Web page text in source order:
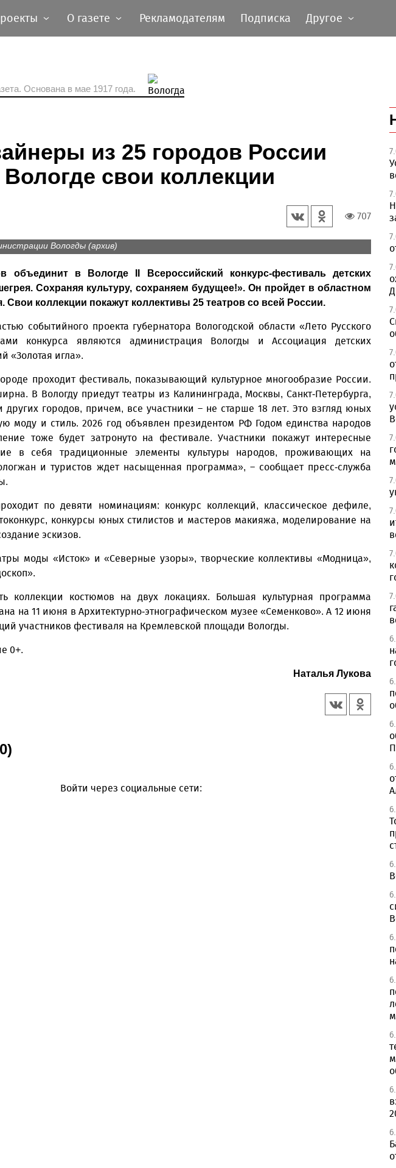
О газете Рекламодателям Подписка Другое
Основана в мае 1917 года.
из 25 городов России
свои коллекции
707
Вологды (архив)
объединит в Вологде II Всероссийский конкурс-фестиваль детских
Сохраняя культуру, сохраняем будущее!». Он пройдет в областном
Свои коллекции покажут коллективы 25 театров со всей России.
событийного проекта губернатора Вологодской области «Лето Русского
конкурса являются администрация Вологды и Ассоциация детских
«Золотая игла».
проходит фестиваль, показывающий культурное многообразие России.
В Вологду приедут театры из Калининграда, Москвы, Санкт-Петербурга,
других городов, причем, все участники – не старше 18 лет. Это взгляд юных
моду и стиль. 2026 год объявлен президентом РФ Годом единства народов
тоже будет затронуто на фестивале. Участники покажут интересные
в себя традиционные элементы культуры народов, проживающих на
и туристов ждет насыщенная программа», – сообщает пресс-служба
по девяти номинациям: конкурс коллекций, классическое дефиле,
конкурсы юных стилистов и мастеров макияжа, моделирование на
эскизов.
моды «Исток» и «Северные узоры», творческие коллективы «Модница»,
коллекции костюмов на двух локациях. Большая культурная программа
на 11 июня в Архитектурно-этнографическом музее «Семенково». А 12 июня
участников фестиваля на Кремлевской площади Вологды.
0+.
Наталья Лукова
Войти через социальные сети: